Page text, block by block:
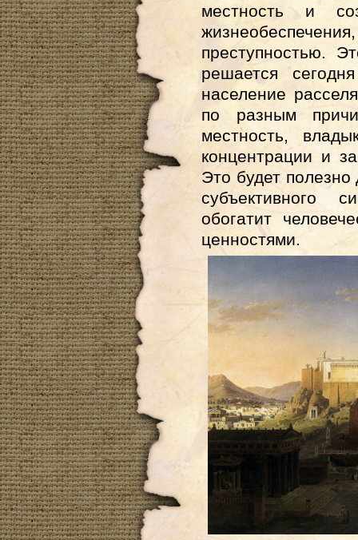
местность и
преступностью.
решается
население
по разным
местность,
концентрации и
Это будет полезно
субъективного
обогатит
ценностями.